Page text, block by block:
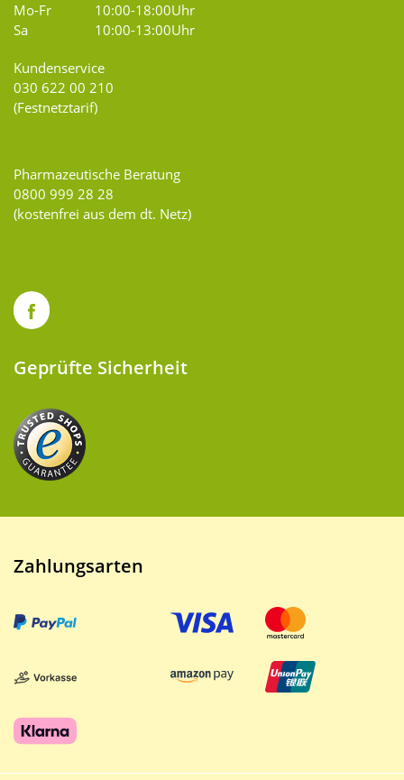
Mo-Fr
10:00-18:00Uhr
Sa
10:00-13:00Uhr
Kundenservice
030 622 00 210
(Festnetztarif)
Pharmazeutische Beratung
0800 999 28 28
(kostenfrei aus dem dt. Netz)
Geprüfte Sicherheit
Zahlungsarten